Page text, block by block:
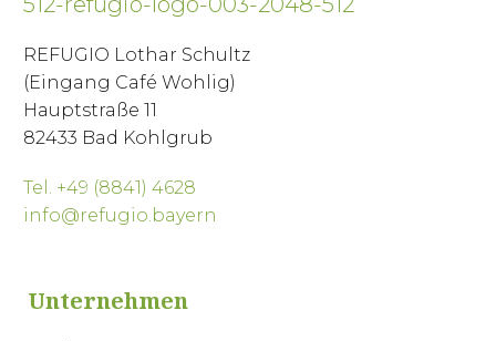
REFUGIO Lothar Schultz
(Eingang Café Wohlig)
Hauptstraße 11
82433 Bad Kohlgrub
Tel. +49 (8841) 4628
info@refugio.bayern
Unternehmen